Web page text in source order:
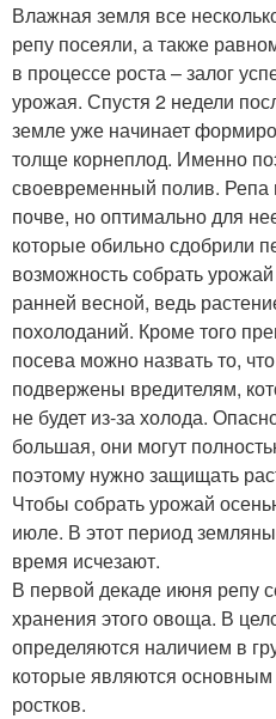
Влажная земля все
репу посеяли, а также
в процессе роста – залог
урожая. Спустя 2 недели
земле уже начинает
толще корнеплод. Именно
своевременный полив.
почве, но оптимально для
которые обильно сдобрили
возможность собрать
ранней весной, ведь
похолоданий. Кроме того
посева можно назвать то,
подвержены вредителям,
не будет из-за холода.
большая, они могут
поэтому нужно защищать
Чтобы собрать урожай
июле. В этот период
время исчезают.
В первой декаде июня репу
хранения этого овоща. В
определяются наличием в
которые являются
ростков.